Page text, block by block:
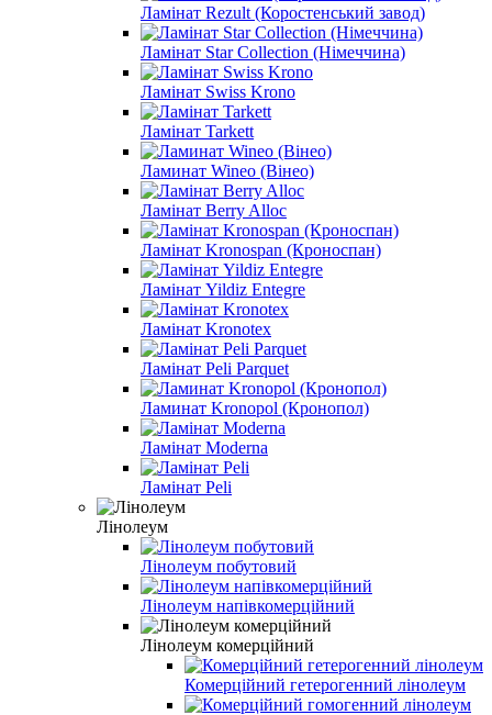
Ламінат Rezult (Коростенський завод)
Ламінат Star Collection (Німеччина)
Ламінат Swiss Krono
Ламінат Tarkett
Ламинат Wineo (Вінео)
Ламінат Berry Alloc
Ламінат Kronospan (Кроноспан)
Ламінат Yildiz Entegre
Ламінат Kronotex
Ламінат Peli Parquet
Ламинат Kronopol (Кронопол)
Ламінат Moderna
Ламінат Peli
Лінолеум
Лінолеум побутовий
Лінолеум напівкомерційний
Лінолеум комерційний
Комерційний гетерогенний лінолеум